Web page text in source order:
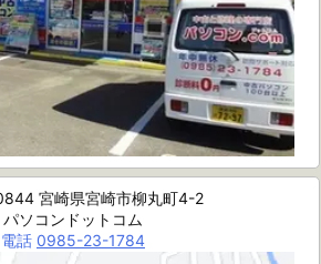
宮崎県宮崎市柳丸町4-2
パソコンドットコム
電話 0985-23-1784